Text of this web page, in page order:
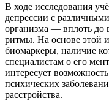
В ходе исследования
депрессии с
организма — вплоть до
ритмы. На основе этой
биомаркеры, наличие
специалистам о его
интересует
психических
расстройства.